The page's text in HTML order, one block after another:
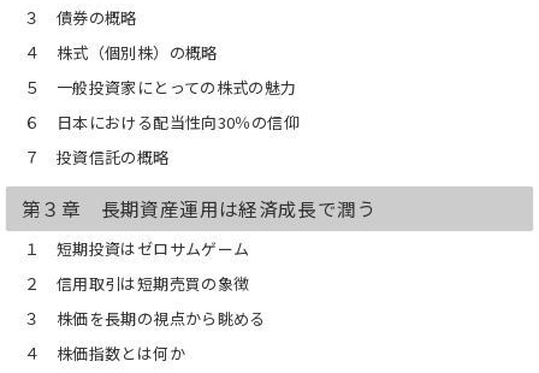
長い時間が経過すれば、ずっしりと重い
果実を得ている可能性が高い。
株式投資（個別株）は、本質的に怖いも
のではない。
株式投資で損することは当然あるが、変
な「儲けたい」欲をもたなければ、大ケ
株価の水準を心配する必要はあっても、
３ 債券の概略
４ 株式（個別株）の概略
５ 一般投資家にとっての株式の魅力
６ 日本における配当性向30％の信仰
７ 投資信託の概略
第３章 長期資産運用は経済成長で潤う
１ 短期投資はゼロサムゲーム
２ 信用取引は短期売買の象徴
３ 株価を長期の視点から眺める
４ 株価指数とは何か